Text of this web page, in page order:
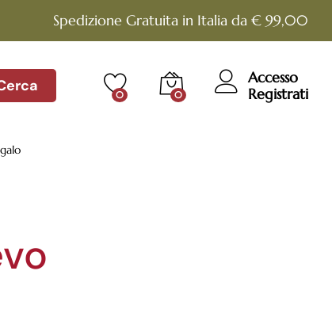
Spedizione Gratuita in Italia da € 99,00
0 0
Accesso
Registrati